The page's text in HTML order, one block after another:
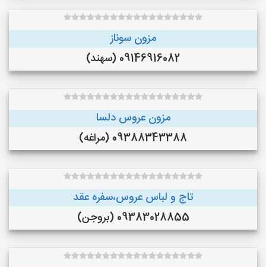
مزون سوناز
09146916082 (سهند)
مزون عروس دلسا
09388343388 (مراغه)
تاج و لباس عروس،سفره عقد
09383028855 (بروجن)